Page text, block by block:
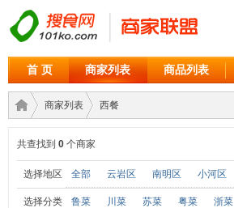
首 页 商家列表 商品列表
商家›
商家列表
›
西餐
共查找到 0 个商家
选择地区 全部 云岩区 南明区 小河区
选择分类 鲁菜 川菜 苏菜 粤菜 浙菜